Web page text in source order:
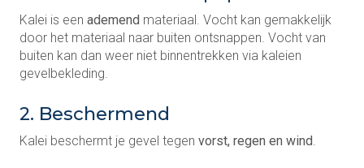
Kalei is een ademend materiaal. Vocht kan gemakkelijk
door het materiaal naar buiten ontsnappen. Vocht van
buiten kan dan weer niet binnentrekken via kaleien
gevelbekleding.
2. Beschermend
Kalei beschermt je gevel tegen vorst, regen en wind